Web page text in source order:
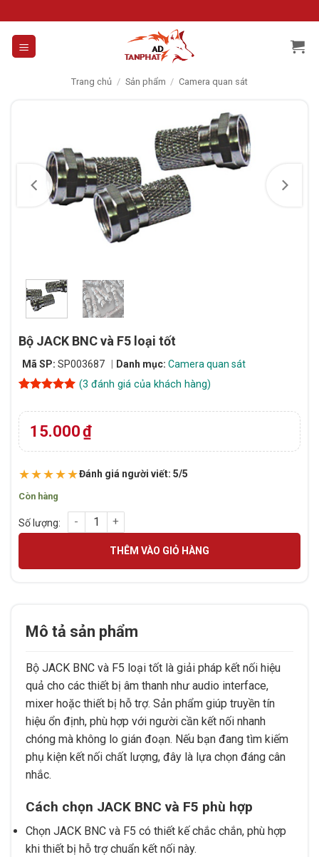
to
content
Trang chủ / Sản phẩm / Camera quan sát
Bộ JACK BNC và F5 loại tốt
Mã SP: SP003687 Danh mục: Camera quan sát
dựa trên
đánh giá
(3 đánh giá của khách hàng)
15.000₫
★★★★★Đánh giá người viết: 5/5
Còn hàng
Bộ JACK BNC và F5 loại tốt số lượng
THÊM VÀO GIỎ HÀNG
Mô tả sản phẩm
Bộ JACK BNC và F5 loại tốt là giải pháp kết nối hiệu
quả cho các thiết bị âm thanh như audio interface,
mixer hoặc thiết bị hỗ trợ. Sản phẩm giúp truyền tín
hiệu ổn định, phù hợp với người cần kết nối nhanh
chóng mà không lo gián đoạn. Nếu bạn đang tìm kiếm
phụ kiện kết nối chất lượng, đây là lựa chọn đáng cân
nhắc.
Cách chọn JACK BNC và F5 phù hợp
Chọn JACK BNC và F5 có thiết kế chắc chắn, phù hợp
khi thiết bị hỗ trợ chuẩn kết nối này.